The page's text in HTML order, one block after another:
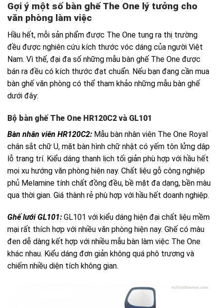
Gợi ý một số bàn ghế The One lý tưởng cho
văn phòng làm việc
Hầu hết, mỗi sản phẩm được The One tung ra thị trường
đều được nghiên cứu kích thước vóc dáng của người Việt
Nam. Vì thế, đại đa số những mẫu bàn ghế The One được
bán ra đều có kích thước đạt chuẩn. Nếu bạn đang cần mua
bàn ghế văn phòng có thể tham khảo những mẫu bàn ghế
dưới đây:
Bộ bàn ghế The One HR120C2 và GL101
Bàn nhân viên HR120C2: Mẫu bàn nhân viên The One Royal
chân sắt chữ U, mặt bàn hình chữ nhật có yếm tôn lửng dập
lỗ trang trí. Kiểu dáng thanh lịch tối giản phù hợp với hầu hết
mọi xu hướng văn phòng hiện nay. Chất liệu gỗ công nghiệp
phủ Melamine tính chất đồng đều, bề mặt đa dạng, bền màu
qua thời gian. Giá thành rẻ phù hợp với hầu hết doanh nghiệp.
Ghế lưới GL101: GL101 với kiểu dáng hiện đại chất liệu mềm
mại rất thích hợp với nhiều văn phòng hiện nay. Ghế có màu
đen dễ dàng kết hợp với nhiều mẫu bàn làm việc The One
khác nhau. Kiểu dáng đơn giản không quá phô trương và
chiếm nhiều diện tích không gian.